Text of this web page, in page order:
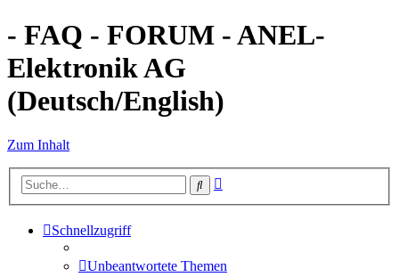
- FAQ - FORUM - ANEL-
Elektronik AG
(Deutsch/English)
Zum Inhalt
Suche
Schnellzugriff
Unbeantwortete Themen